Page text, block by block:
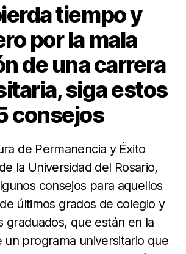
tiempo y
por la mala
de una carrera
siga estos
consejos
de Permanencia y Éxito
la Universidad del Rosario,
consejos para aquellos
últimos grados de colegio y
graduados, que están en la
un programa universitario que